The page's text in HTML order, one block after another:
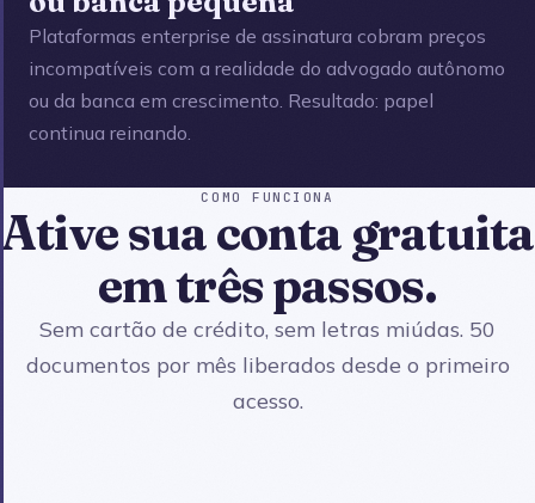
Plataformas enterprise de assinatura cobram preços
incompatíveis com a realidade do advogado autônomo
ou da banca em crescimento. Resultado: papel
continua reinando.
COMO FUNCIONA
Ative sua conta gratuita
em três passos.
Sem cartão de crédito, sem letras miúdas. 50
documentos por mês liberados desde o primeiro
acesso.